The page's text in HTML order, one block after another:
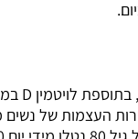
מחקר צרפתי גילה כי נטילת כדורי סידן, בתוספת לויטמין D במשך שנה
של נשים מעל גיל